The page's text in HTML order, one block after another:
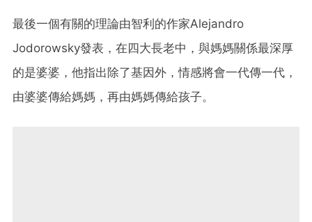
最後一個有關的理論由智利的作家Alejandro
Jodorowsky發表，在四大長老中，與媽媽關係最深厚
的是婆婆，他指出除了基因外，情感將會一代傳一代，
由婆婆傳給媽媽，再由媽媽傳給孩子。